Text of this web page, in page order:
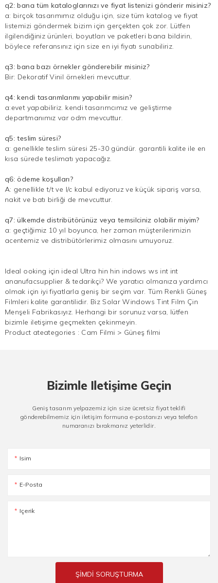
q2: bana tüm kataloglarınızı ve fiyat listenizi gönderir misiniz?
a: birçok tasarımımız olduğu için, size tüm katalog ve fiyat
listemizi göndermek bizim için gerçekten çok zor. Lütfen
ilgilendiğiniz ürünleri, boyutları ve paketleri bana bildirin,
böylece referansınız için size en iyi fiyatı sunabiliriz.
q3: bana bazı örnekler gönderebilir misiniz?
Bir: Dekoratif Vinil örnekleri mevcuttur.
q4: kendi tasarımlarımı yapabilir misin?
a:evet yapabiliriz. kendi tasarımcımız ve geliştirme
departmanımız var odm mevcuttur.
q5: teslim süresi?
a: genellikle teslim süresi 25-30 gündür. garantili kalite ile en
kısa sürede teslimatı yapacağız.
q6: ödeme koşulları?
A: genellikle t/t ve l/c kabul ediyoruz ve küçük sipariş varsa,
nakit ve batı birliği de mevcuttur.
q7: ülkemde distribütörünüz veya temsilciniz olabilir miyim?
a: geçtiğimiz 10 yıl boyunca, her zaman müşterilerimizin
acentemiz ve distribütörlerimiz olmasını umuyoruz.
Ideal ooking için ideal Ultra hin hin indows ws int int
ananufacsupplier & tedarikçi? We yaratıcı olmanıza yardımcı
olmak için iyi fiyatlarla geniş bir seçim var. Tüm Renkli Güneş
Filmleri kalite garantilidir. Biz Solar Windows Tint Film Çin
Menşeli Fabrikasıyız. Herhangi bir sorunuz varsa, lütfen
bizimle iletişime geçmekten çekinmeyin.
Product ateategories : Cam Filmi > Güneş filmi
Bizimle Iletişime Geçin
Geniş tasarım yelpazemiz için size ücretsiz fiyat teklifi
gönderebilmemiz için iletişim formuna e-postanızı veya telefon
numaranızı bırakmanız yeterlidir.
Isim
E-Posta
Içerik
ŞIMDI SORUŞTURMA